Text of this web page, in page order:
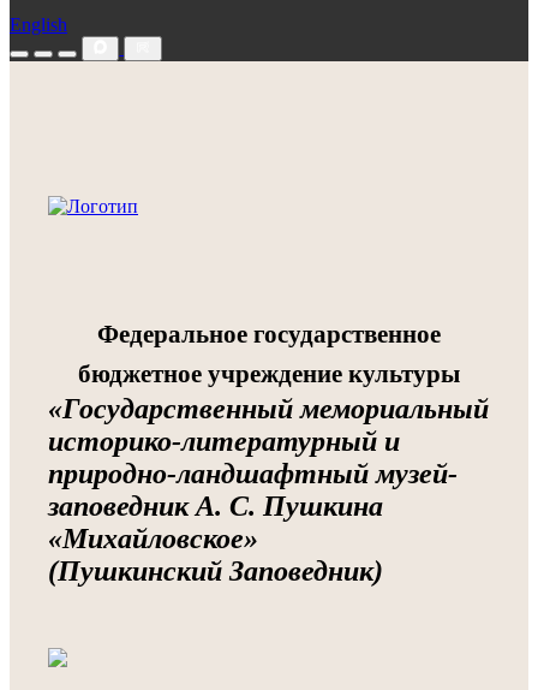
English
Федеральное государственное
бюджетное учреждение культуры
«Государственный мемориальный
историко-литературный и
природно-ландшафтный музей-
заповедник А. С. Пушкина
«Михайловское»
(Пушкинский Заповедник)